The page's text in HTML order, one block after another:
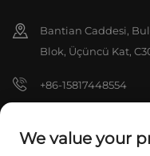
Bantian Caddesi,
Blok, Üçüncü Kat,
+86-15817448554
We value your